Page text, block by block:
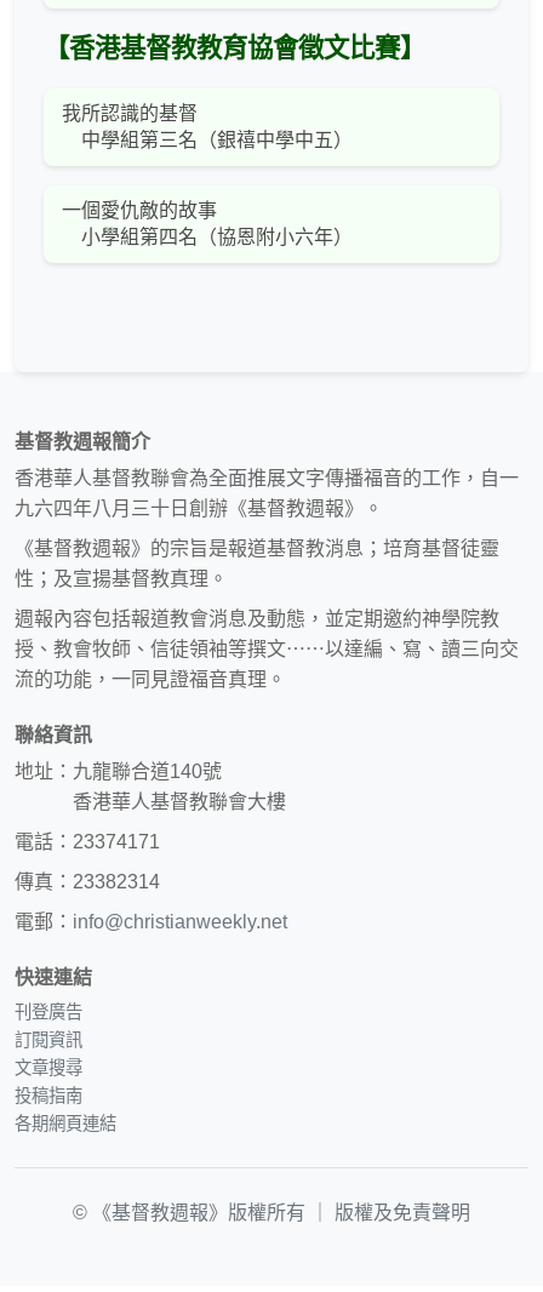
【香港基督教教育協會徵文比賽】
我所認識的基督
中學組第三名（銀禧中學中五）
一個愛仇敵的故事
小學組第四名（協恩附小六年）
基督教週報簡介
香港華人基督教聯會為全面推展文字傳播福音的工作，自一
九六四年八月三十日創辦《基督教週報》。
《基督教週報》的宗旨是報道基督教消息；培育基督徒靈
性；及宣揚基督教真理。
週報內容包括報道教會消息及動態，並定期邀約神學院教
授、教會牧師、信徒領袖等撰文⋯⋯以達編、寫、讀三向交
流的功能，一同見證福音真理。
聯絡資訊
地址：九龍聯合道140號
香港華人基督教聯會大樓
電話：23374171
傳真：23382314
電郵： info@christianweekly.net
快速連結
刊登廣告
訂閱資訊
文章搜尋
投稿指南
各期網頁連結
© 《基督教週報》版權所有 ｜ 版權及免責聲明